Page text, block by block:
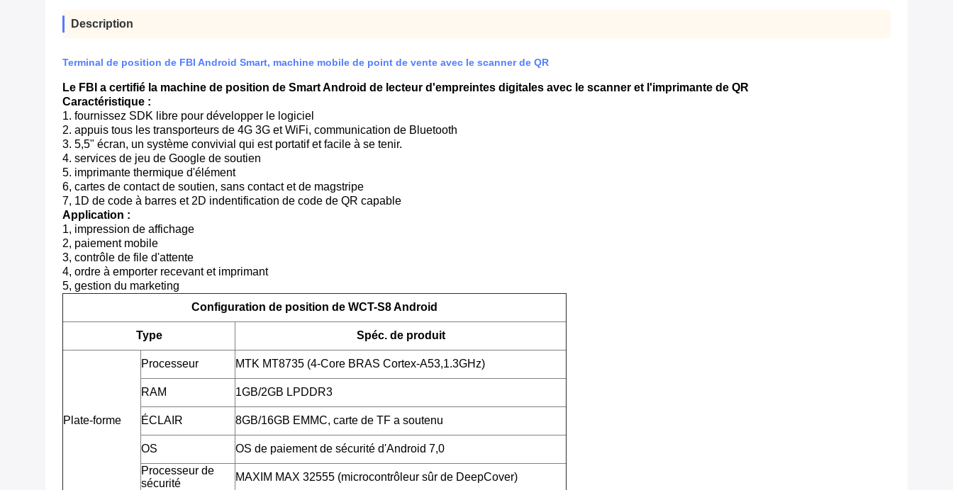
Description
Terminal de position de FBI Android Smart, machine mobile de point de vente avec le scanner de QR
Le FBI a certifié la machine de position de Smart Android de lecteur d'empreintes digitales avec le scanner et l'imprimante de QR
Caractéristique :
1. fournissez SDK libre pour développer le logiciel
2. appuis tous les transporteurs de 4G 3G et WiFi, communication de Bluetooth
3. 5,5" écran, un système convivial qui est portatif et facile à se tenir.
4. services de jeu de Google de soutien
5. imprimante thermique d'élément
6, cartes de contact de soutien, sans contact et de magstripe
7, 1D de code à barres et 2D indentification de code de QR capable
Application :
1, impression de affichage
2, paiement mobile
3, contrôle de file d'attente
4, ordre à emporter recevant et imprimant
5, gestion du marketing
Configuration de position de WCT-S8 Android
Type Spéc. de produit
Plate-forme
Processeur MTK MT8735 (4-Core BRAS Cortex-A53,1.3GHz)
RAM 1GB/2GB LPDDR3
ÉCLAIR 8GB/16GB EMMC, carte de TF a soutenu
OS
OS de paiement de sécurité d'Android 7,0
Processeur de
sécurité
MAXIM MAX 32555 (microcontrôleur sûr de DeepCover)